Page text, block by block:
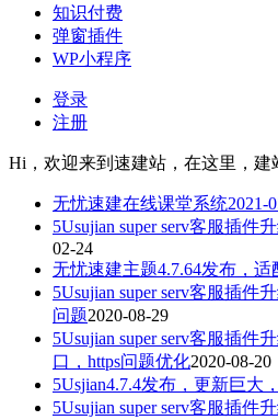
知识付费
弹窗插件
WP小程序
登录
注册
Hi，欢迎来到速建站，在这里，建
无忧速建在线课堂系统2021-
5Usujian super serv客服插件
02-24
无忧速建主题4.7.64发布，适
5Usujian super serv客服插件
问题2020-08-29
5Usujian super serv客服插件
口，https问题优化2020-08-20
5Usjian4.7.4发布，更新巨大
5Usujian super serv客服插件